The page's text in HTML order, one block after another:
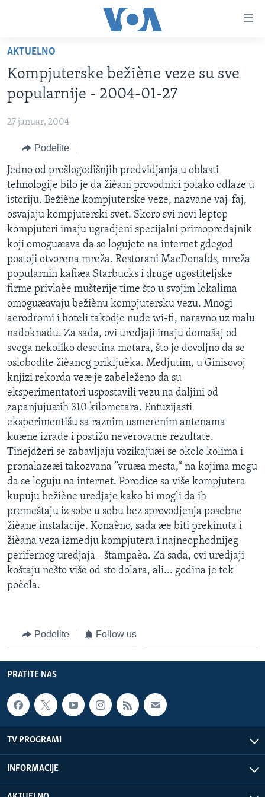
glavni
sadržaj
na
glavnu
navigaciju
pretragu
RUBRIKE
BALKAN
GLOBALNE TEME
EKONOMIJA
NAUKA I TEHNOLOGIJA
MEDICINA
KULTURA
DRUŠTVO
SPORT
TV PROGRAM
OTVORENI STUDIO
IZ AMERIKE
PRATITE NAS
Jezici
AKTUELNO
Kompjuterske bežiène veze su sve
popularnije - 2004-01-27
27 januar, 2004
Podelite
Jedno od prošlogodišnjih predvidjanja u oblasti
tehnologije bilo je da žièani provodnici polako odlaze u
istoriju. Bežiène kompjuterske veze, nazvane vaj-faj,
osvajaju kompjuterski svet. Skoro svi novi leptop
kompjuteri imaju ugradjeni specijalni primopredajnik
koji omoguæava da se logujete na internet gdegod
postoji otvorena mreža. Restorani MacDonalds, mreža
popularnih kafiæa Starbucks i druge ugostiteljske
firme privlaèe mušterije time što u svojim lokalima
omoguæavaju bežiènu kompjutersku vezu. Mnogi
aerodromi i hoteli takodje nude wi-fi, naravno uz malu
nadoknadu. Za sada, ovi uredjaji imaju domašaj od
svega nekoliko desetina metara, što je dovoljno da se
oslobodite žièanog prikljuèka. Medjutim, u Ginisovoj
knjizi rekorda veæ je zabeleženo da su
eksperimentatori uspostavili vezu na daljini od
zapanjujuæih 310 kilometara. Entuzijasti
eksperimentišu sa raznim usmerenim antenama
kuæne izrade i postižu neverovatne rezultate.
Tinejdžeri se zabavljaju vozikajuæi se okolo kolima i
pronalazeæi takozvana ”vruæa mesta,“ na kojima mogu
da se loguju na internet. Porodice sa više kompjutera
kupuju bežiène uredjaje kako bi mogli da ih
premeštaju iz sobe u sobu bez sprovodjenja posebne
žièane instalacije. Konaèno, sada æe biti prekinuta i
žièana veza izmedju kompjutera i najneophodnijeg
perifernog uredjaja - štampaèa. Za sada, ovi uredjaji
koštaju nešto više od sto dolara, ali... godina je tek
poèela.
Podelite Follow us
PRATITE NAS
TV PROGRAMI
INFORMACIJE